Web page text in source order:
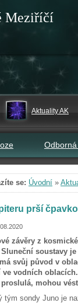
Meziříčí
Aktuality AK
se: Úvodní »
prší
závěry z
Sluneční soustavy
svůj původ v
ve vodních
proslulá, mohou
tým sondy Juno je